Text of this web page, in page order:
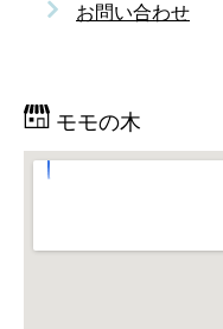
お問い合わせ
モモの木